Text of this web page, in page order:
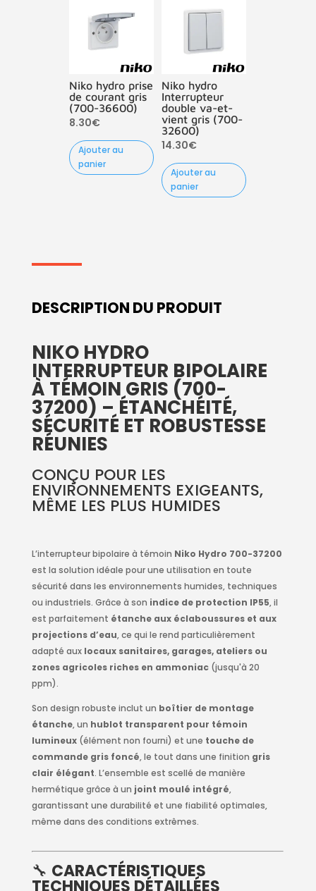
Niko hydro prise
de courant gris
(700-36600)
8.30€
Ajouter au
panier
Niko hydro
Interrupteur
double va-et-
vient gris (700-
32600)
14.30€
Ajouter au
panier
DESCRIPTION DU PRODUIT
NIKO HYDRO
INTERRUPTEUR BIPOLAIRE
À TÉMOIN GRIS (700-
37200) – ÉTANCHÉITÉ,
SÉCURITÉ ET ROBUSTESSE
RÉUNIES
CONÇU POUR LES
ENVIRONNEMENTS EXIGEANTS,
MÊME LES PLUS HUMIDES
L’interrupteur bipolaire à témoin Niko Hydro 700-37200
est la solution idéale pour une utilisation en toute
sécurité dans les environnements humides, techniques
ou industriels. Grâce à son indice de protection IP55, il
est parfaitement étanche aux éclaboussures et aux
projections d’eau, ce qui le rend particulièrement
adapté aux locaux sanitaires, garages, ateliers ou
zones agricoles riches en ammoniac(jusqu'à 20
ppm).
Son design robuste inclut un boîtier de montage
étanche, un hublot transparent pour témoin
lumineux(élément non fourni) et une touche de
commande gris foncé, le tout dans une finition gris
clair élégant. L’ensemble est scellé de manière
hermétique grâce à un joint moulé intégré,
garantissant une durabilité et une fiabilité optimales,
même dans des conditions extrêmes.
🔧 CARACTÉRISTIQUES
TECHNIQUES DÉTAILLÉES